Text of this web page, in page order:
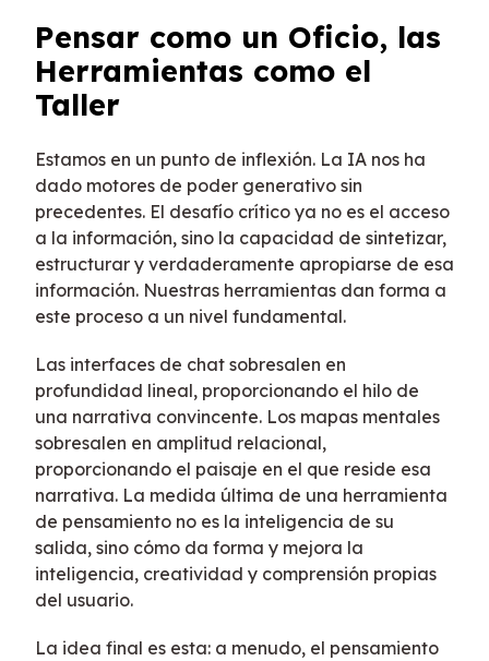
Pensar como un Oficio, las
Herramientas como el
Taller
Estamos en un punto de inflexión. La IA nos ha
dado motores de poder generativo sin
precedentes. El desafío crítico ya no es el acceso
a la información, sino la capacidad de sintetizar,
estructurar y verdaderamente apropiarse de esa
información. Nuestras herramientas dan forma a
este proceso a un nivel fundamental.
Las interfaces de chat sobresalen en
profundidad lineal, proporcionando el hilo de
una narrativa convincente. Los mapas mentales
sobresalen en amplitud relacional,
proporcionando el paisaje en el que reside esa
narrativa. La medida última de una herramienta
de pensamiento no es la inteligencia de su
salida, sino cómo da forma y mejora la
inteligencia, creatividad y comprensión propias
del usuario.
La idea final es esta: a menudo, el pensamiento